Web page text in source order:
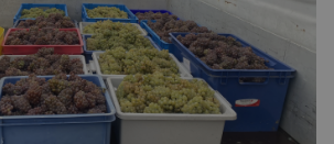
het terrein menselijker en groener en
warme uitstraling van ons houten